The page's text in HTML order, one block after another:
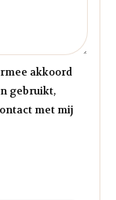
akkoord
gebruikt,
met mij